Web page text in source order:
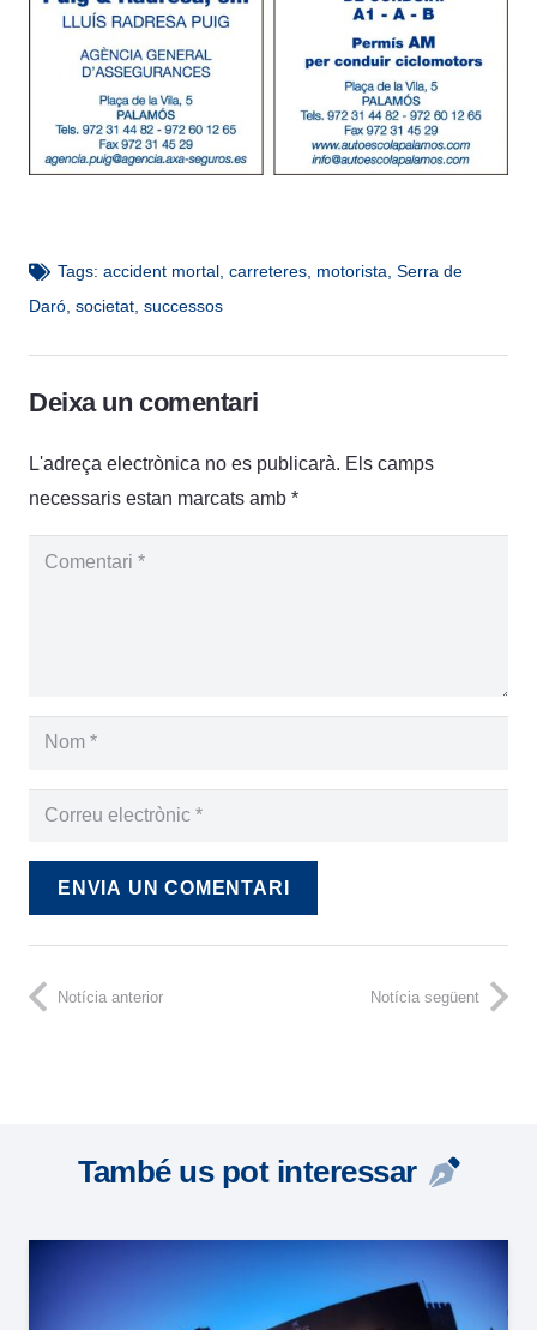
Tags: accident mortal, carreteres, motorista, Serra de
Daró, societat, successos
Deixa un comentari
L'adreça electrònica no es publicarà. Els camps
necessaris estan marcats amb *
ENVIA UN COMENTARI
Notícia anterior Notícia següent
També us pot interessar